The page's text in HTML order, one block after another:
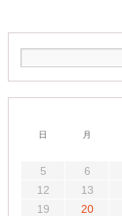
日 月
5
6
12
13
19
20